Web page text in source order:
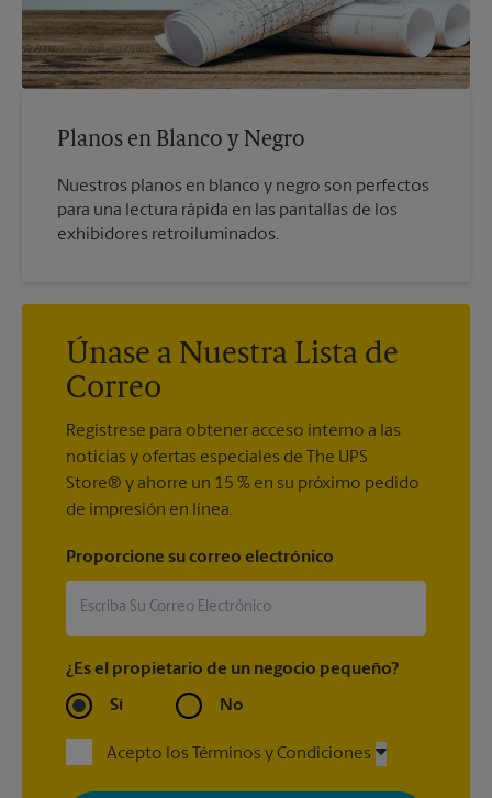
Planos en Blanco y Negro
Nuestros planos en blanco y negro son perfectos
para una lectura rápida en las pantallas de los
exhibidores retroiluminados.
Únase a Nuestra Lista de
Correo
Regístrese para obtener acceso interno a las
noticias y ofertas especiales de The UPS
Store® y ahorre un 15 % en su próximo pedido
de impresión en línea.
Proporcione su correo electrónico
¿Es el propietario de un negocio pequeño?
Sí No
Acepto los Términos y Condiciones
Al registrarse, acepta recibir correos electrónicos de The UPS